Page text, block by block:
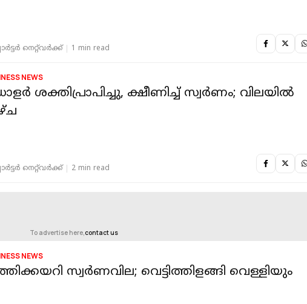
നെറ്റ്‌വര്‍ക്ക്‌ 1 min read
NEWS
ശക്തിപ്രാപിച്ചു, ക്ഷീണിച്ച് സ്വർണം; വിലയിൽ
നെറ്റ്‌വര്‍ക്ക്‌ 2 min read
To advertise here,contact us
NEWS
സ്വർണവില; വെട്ടിത്തിളങ്ങി വെള്ളിയും